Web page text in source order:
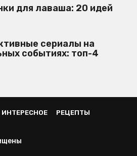
для лаваша: 20 идей
сериалы на
событиях: топ-4
ИНТЕРЕСНОЕ
РЕЦЕПТЫ